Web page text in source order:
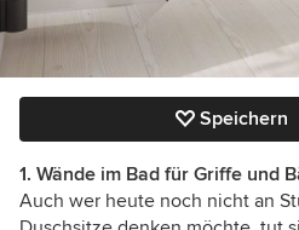
Speichern
1. Wände im Bad für Griffe und
Auch wer heute noch nicht an